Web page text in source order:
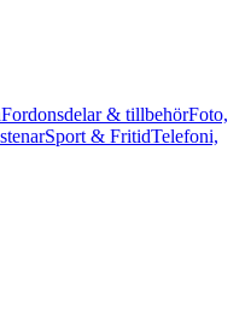
Fordonsdelar & tillbehörFoto,
Sport & FritidTelefoni,